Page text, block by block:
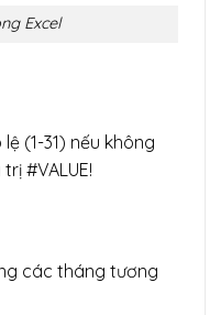
Excel
(1-31) nếu không
#VALUE!
các tháng tương